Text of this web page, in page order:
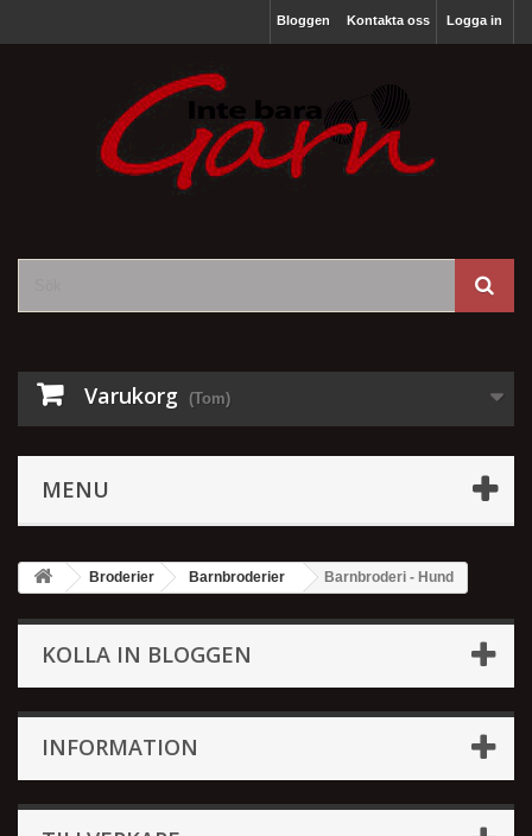
Logga in
Bloggen Kontakta oss
Varukorg (Tom)
MENU
Broderier Barnbroderier Barnbroderi - Hund
KOLLA IN BLOGGEN
INFORMATION